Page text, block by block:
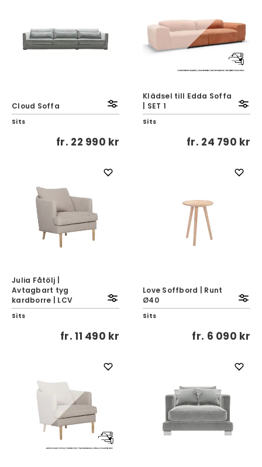
Cloud Soffa
Sits
fr. 22 990 kr
Klädsel till Edda Soffa
| SET 1
Sits
fr. 24 790 kr
Julia Fåtölj |
Avtagbart tyg
kardborre | LCV
Sits
fr.11 490 kr
Love Soffbord | Runt
Ø40
Sits
fr. 6 090 kr